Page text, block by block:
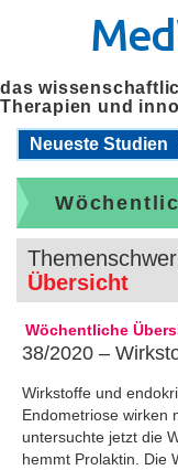
das
Therapien und
Neueste Studien
COPD und Migräne
Übersicht
Wöchentliche
38/2020 –
Wirkstoffe und
Endometriose wirken
untersuchte jetzt die
hemmt Prolaktin. Die